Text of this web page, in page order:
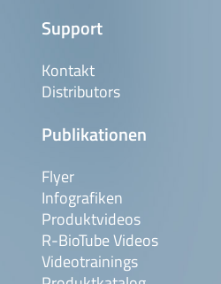
Support
Kontakt
Distributors
Publikationen
Flyer
Infografiken
Produktvideos
R-BioTube Videos
Videotrainings